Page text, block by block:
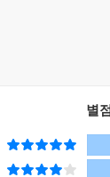
러리스트의 자백:
단적인 낯선 사
결합의 파괴: 낯
의 죽음: 특정
별